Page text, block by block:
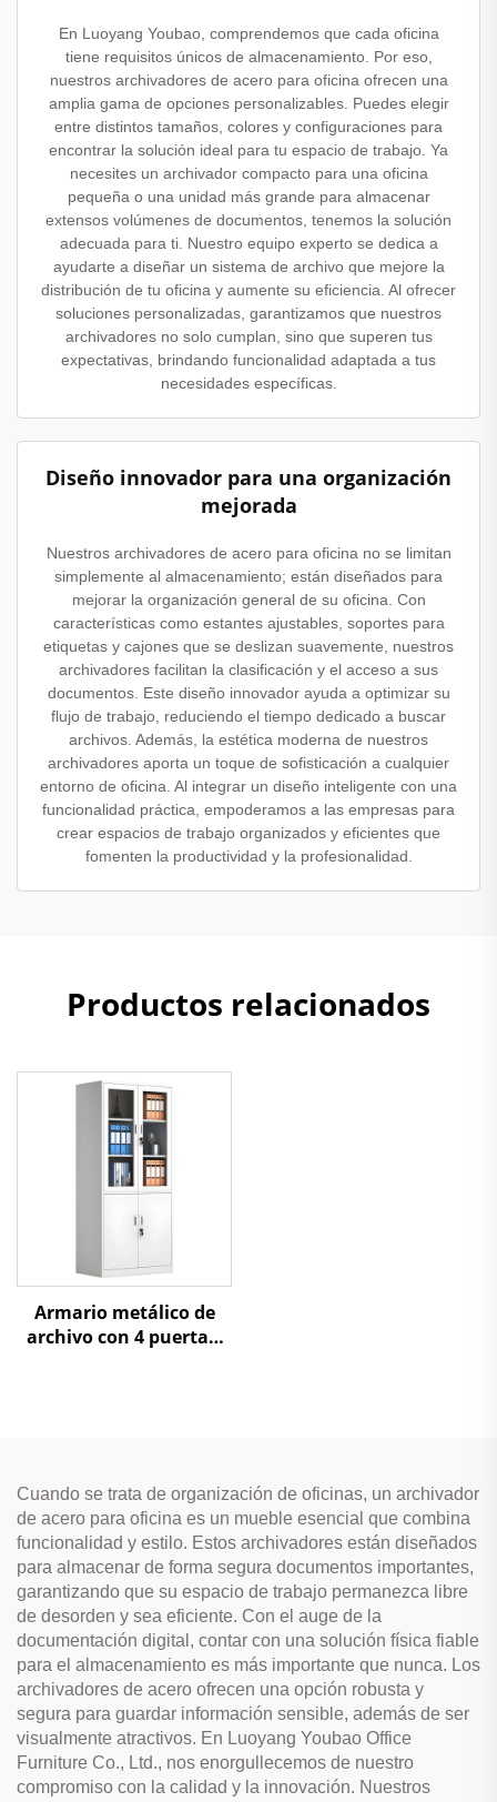
En Luoyang Youbao, comprendemos que cada oficina
tiene requisitos únicos de almacenamiento. Por eso,
nuestros archivadores de acero para oficina ofrecen una
amplia gama de opciones personalizables. Puedes elegir
entre distintos tamaños, colores y configuraciones para
encontrar la solución ideal para tu espacio de trabajo. Ya
necesites un archivador compacto para una oficina
pequeña o una unidad más grande para almacenar
extensos volúmenes de documentos, tenemos la solución
adecuada para ti. Nuestro equipo experto se dedica a
ayudarte a diseñar un sistema de archivo que mejore la
distribución de tu oficina y aumente su eficiencia. Al ofrecer
soluciones personalizadas, garantizamos que nuestros
archivadores no solo cumplan, sino que superen tus
expectativas, brindando funcionalidad adaptada a tus
necesidades específicas.
Diseño innovador para una organización
mejorada
Nuestros archivadores de acero para oficina no se limitan
simplemente al almacenamiento; están diseñados para
mejorar la organización general de su oficina. Con
características como estantes ajustables, soportes para
etiquetas y cajones que se deslizan suavemente, nuestros
archivadores facilitan la clasificación y el acceso a sus
documentos. Este diseño innovador ayuda a optimizar su
flujo de trabajo, reduciendo el tiempo dedicado a buscar
archivos. Además, la estética moderna de nuestros
archivadores aporta un toque de sofisticación a cualquier
entorno de oficina. Al integrar un diseño inteligente con una
funcionalidad práctica, empoderamos a las empresas para
crear espacios de trabajo organizados y eficientes que
fomenten la productividad y la profesionalidad.
Productos relacionados
Armario metálico de
archivo con 4 puertas,
Cuando se trata de organización de oficinas, un archivador
de acero para oficina es un mueble esencial que combina
funcionalidad y estilo. Estos archivadores están diseñados
para almacenar de forma segura documentos importantes,
garantizando que su espacio de trabajo permanezca libre
de desorden y sea eficiente. Con el auge de la
documentación digital, contar con una solución física fiable
para el almacenamiento es más importante que nunca. Los
archivadores de acero ofrecen una opción robusta y
segura para guardar información sensible, además de ser
visualmente atractivos. En Luoyang Youbao Office
Furniture Co., Ltd., nos enorgullecemos de nuestro
compromiso con la calidad y la innovación. Nuestros